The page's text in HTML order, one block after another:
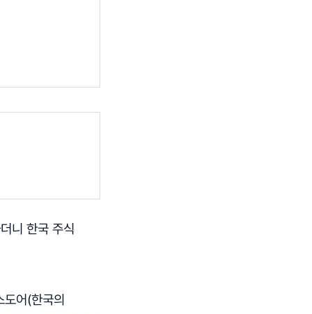
니 한국 주식
어(한국의